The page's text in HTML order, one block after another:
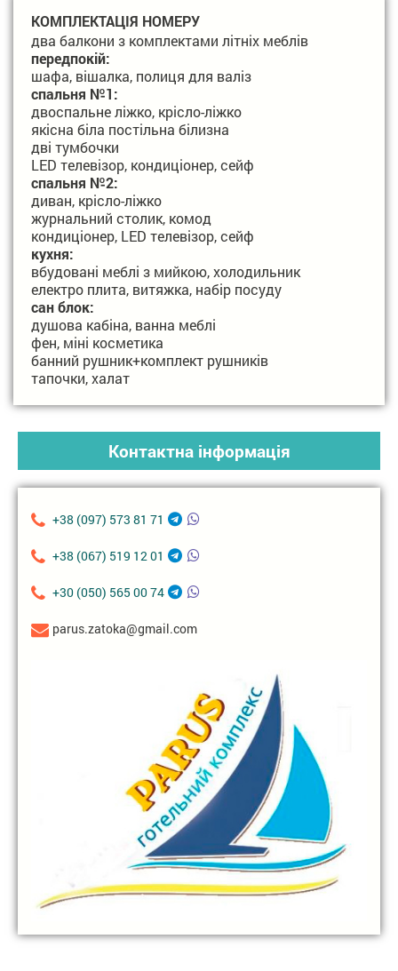
КОМПЛЕКТАЦІЯ НОМЕРУ
два балкони з комплектами літніх меблів
передпокій:
шафа, вішалка, полиця для валіз
спальня №1:
двоспальне ліжко, крісло-ліжко
якісна біла постільна білизна
дві тумбочки
LED телевізор, кондиціонер, сейф
спальня №2:
диван, крісло-ліжко
журнальний столик, комод
кондиціонер, LED телевізор, сейф
кухня:
вбудовані меблі з мийкою, холодильник
електро плита, витяжка, набір посуду
сан блок:
душова кабіна, ванна меблі
фен, міні косметика
банний рушник+комплект рушників
тапочки, халат
Контактна інформація
+38 (097) 573 81 71
+38 (067) 519 12 01
+30 (050) 565 00 74
parus.zatoka@gmail.com